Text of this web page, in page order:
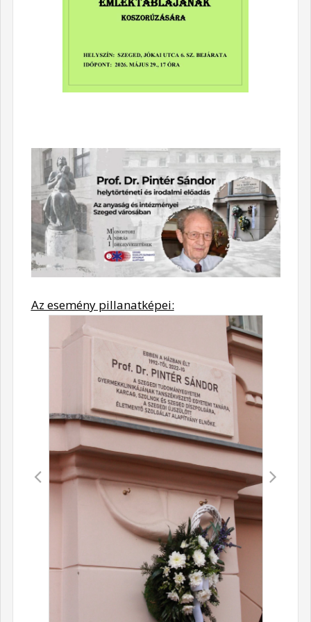
Az esemény pillanatképei: